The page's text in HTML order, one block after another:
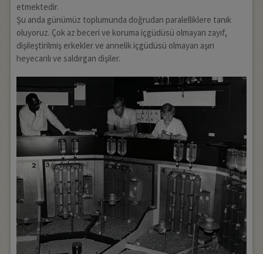
etmektedir.
Şu anda günümüz toplumunda doğrudan paralelliklere tanık
oluyoruz. Çok az beceri ve koruma içgüdüsü olmayan zayıf,
dişileştirilmiş erkekler ve annelik içgüdüsü olmayan aşırı
heyecanlı ve saldırgan dişiler.